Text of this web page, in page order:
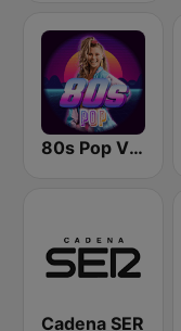
80s Pop Vibes
Cadena SER